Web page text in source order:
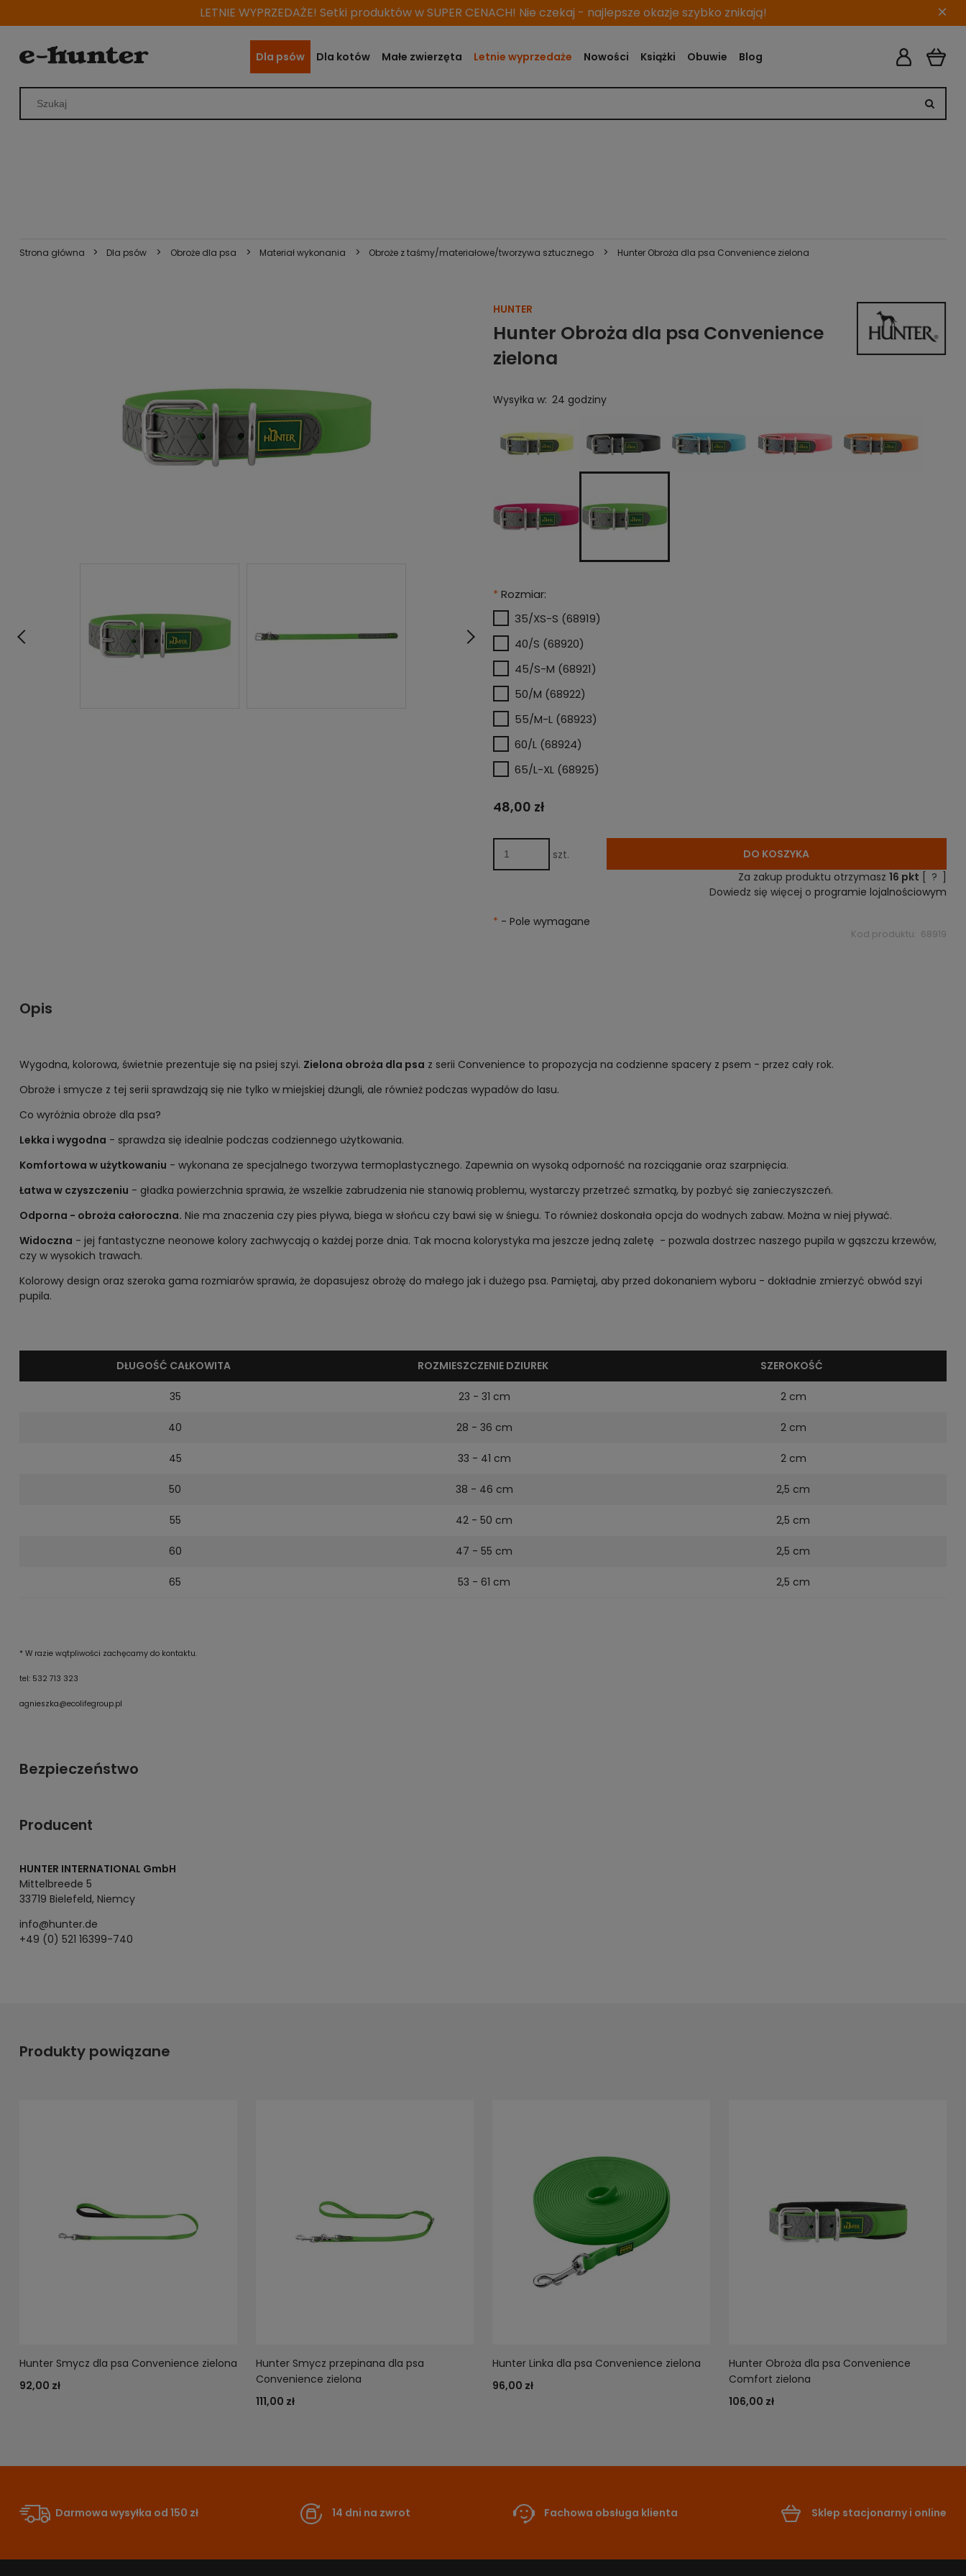
LETNIE WYPRZEDAŻE! Setki produktów w SUPER CENACH! Nie czekaj - najlepsze okazje szybko znikają! ×
Dla psów Dla kotów Małe zwierzęta Letnie wyprzedaże Nowości Książki Obuwie Blog
Strona główna > Dla psów > Obroże dla psa > Materiał wykonania > Obroże z taśmy/materiałowe/tworzywa sztucznego > Hunter Obroża dla psa Convenience zielona
HUNTER
Hunter Obroża dla psa Convenience
zielona
Wysyłka w: 24 godziny
* Rozmiar:
35/XS-S (68919)
40/S (68920)
45/S-M (68921)
50/M (68922)
55/M-L (68923)
60/L (68924)
65/L-XL (68925)
48,00 zł
szt.
DO KOSZYKA
Za zakup produktu otrzymasz16 pkt [ ? ]
Dowiedz się więcej oprogramie lojalnościowym
* - Pole wymagane
Kod produktu: 68919
Opis
Wygodna, kolorowa, świetnie prezentuje się na psiej szyi. Zielona obroża dla psa z serii Convenience to propozycja na codzienne spacery z psem - przez cały rok.
Obroże i smycze z tej serii sprawdzają się nie tylko w miejskiej dżungli, ale również podczas wypadów do lasu.
Co wyróżnia obroże dla psa?
Lekka i wygodna - sprawdza się idealnie podczas codziennego użytkowania.
Komfortowa w użytkowaniu - wykonana ze specjalnego tworzywa termoplastycznego. Zapewnia on wysoką odporność na rozciąganie oraz szarpnięcia.
Łatwa w czyszczeniu - gładka powierzchnia sprawia, że wszelkie zabrudzenia nie stanowią problemu, wystarczy przetrzeć szmatką, by pozbyć się zanieczyszczeń.
Odporna - obroża całoroczna. Nie ma znaczenia czy pies pływa, biega w słońcu czy bawi się w śniegu. To również doskonała opcja do wodnych zabaw. Można w niej pływać.
Widoczna - jej fantastyczne neonowe kolory zachwycają o każdej porze dnia. Tak mocna kolorystyka ma jeszcze jedną zaletę - pozwala dostrzec naszego pupila w gąszczu krzewów,
czy w wysokich trawach.
Kolorowy design oraz szeroka gama rozmiarów sprawia, że dopasujesz obrożę do małego jak i dużego psa. Pamiętaj, aby przed dokonaniem wyboru - dokładnie zmierzyć obwód szyi
pupila.
DŁUGOŚĆ CAŁKOWITA ROZMIESZCZENIE DZIUREK SZEROKOŚĆ
35 23 - 31 cm 2 cm
40 28 - 36 cm 2 cm
45 33 - 41 cm 2 cm
50 38 - 46 cm 2,5 cm
55 42 - 50 cm 2,5 cm
60 47 - 55 cm 2,5 cm
65 53 - 61 cm 2,5 cm
* W razie wątpliwości zachęcamy do kontaktu.
tel: 532 713 323
agnieszka@ecolifegroup.pl
Bezpieczeństwo
Producent
HUNTER INTERNATIONAL GmbH
Mittelbreede 5
33719 Bielefeld, Niemcy
info@hunter.de
+49 (0) 521 16399-740
Produkty powiązane
Hunter Smycz dla psa Convenience zielona
92,00 zł
Hunter Smycz przepinana dla psa
Convenience zielona
111,00 zł
Hunter Linka dla psa Convenience zielona
96,00 zł
Hunter Obroża dla psa Convenience
Comfort zielona
106,00 zł
Darmowa wysyłka od 150 zł 14 dni na zwrot Fachowa obsługa klienta Sklep stacjonarny i online